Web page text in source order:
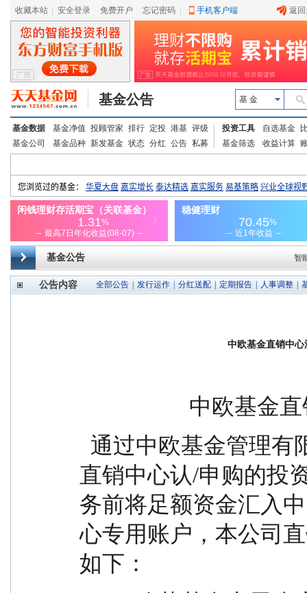
收藏本站 安全登录 免费开户 忘记密码 手机客户端 返
基金公告 基 金
基金数据 基金净值 投顾管家 排行 定投 港基 评级
基金公司
基金品种 新发基金 状态 分红 公告 私募
投资工具 自选基金
基金筛选
收益计算
基金公告 智
公告内容 全部公告 发行运作 分红送配 定期报告 人事调整
中欧基金直销中心
直销中心认/申购的投
务前将足额资金汇入
心专用账户，本公司
如下：